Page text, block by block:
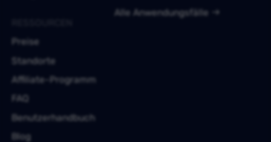
Alle Anwendungsfälle
Preise
Standorte
Affiliate-Programm
FAQ
Benutzerhandbuch
Blog